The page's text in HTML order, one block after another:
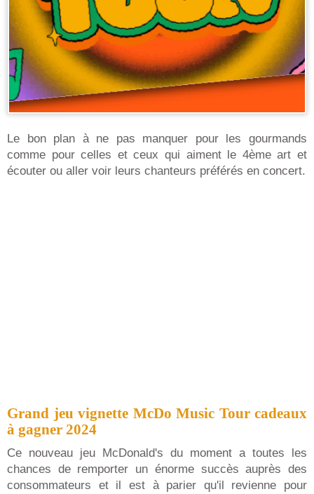
Le bon plan à ne pas manquer pour les gourmands
comme pour celles et ceux qui aiment le 4ème art et
écouter ou aller voir leurs chanteurs préférés en concert.
Grand jeu vignette McDo Music Tour cadeaux
à gagner 2024
Ce nouveau jeu McDonald's du moment a toutes les
chances de remporter un énorme succès auprès des
consommateurs et il est à parier qu'il revienne pour